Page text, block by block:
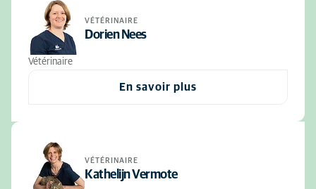
VÉTÉRINAIRE
Dorien Nees
Vétérinaire
En savoir plus
VÉTÉRINAIRE
Kathelijn Vermote